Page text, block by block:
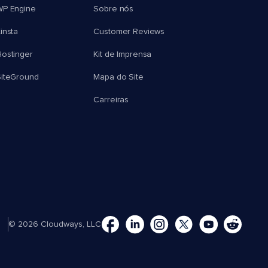
Engine Sobre nós
Customer Reviews
Kit de Imprensa
Mapa do Site
Carreiras
© 2026 Cloudways, LLC